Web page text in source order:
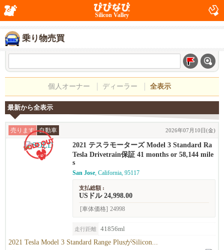
Silicon Valley
乗り物売買
個人オーナー ディーラー 全表示
最新から全表示
売ります 自動車 2026年07月10日(金)
2021 テスラモーターズ Model 3 Standard Ra
nge Plus
Tesla Drivetrain保証 41 months or 58,144 mile
s
San Jose, California, 95117
支払総額 :
USドル 24,998.00
[車体価格] 24998
走行距離 41856ml
2021 Tesla Model 3 Standard Range PlusがSilicon...